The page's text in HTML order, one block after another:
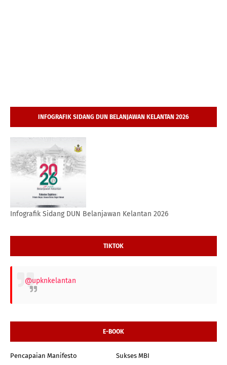
INFOGRAFIK SIDANG DUN BELANJAWAN KELANTAN 2026
Infografik Sidang DUN Belanjawan Kelantan 2026
TIKTOK
@upknkelantan
E-BOOK
Pencapaian Manifesto Sukses MBI